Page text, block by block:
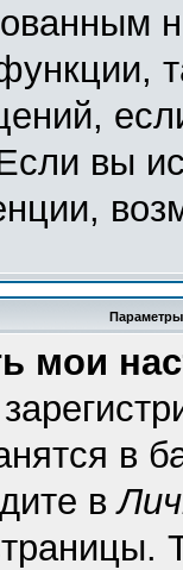
вы
Параметры
мои
в
в